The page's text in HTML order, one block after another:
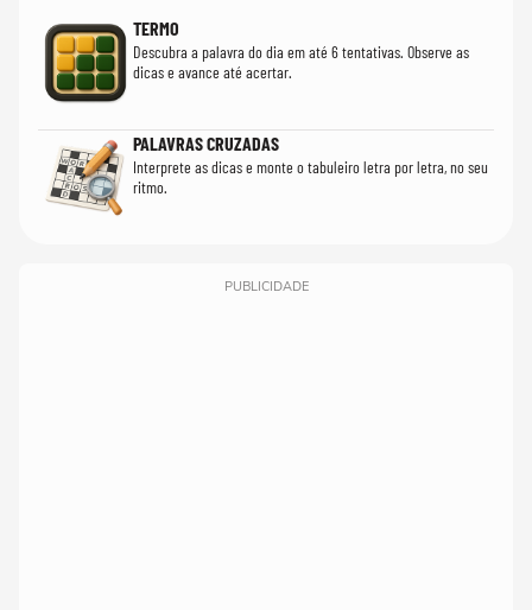
TERMO
Descubra a palavra do dia em até 6 tentativas. Observe as
dicas e avance até acertar.
PALAVRAS CRUZADAS
Interprete as dicas e monte o tabuleiro letra por letra, no seu
ritmo.
PUBLICIDADE